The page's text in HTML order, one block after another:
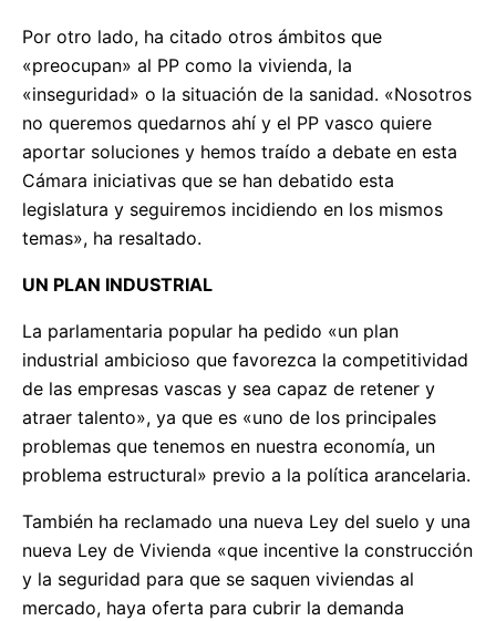
Por otro lado, ha citado otros ámbitos que
«preocupan» al PP como la vivienda, la
«inseguridad» o la situación de la sanidad. «Nosotros
no queremos quedarnos ahí y el PP vasco quiere
aportar soluciones y hemos traído a debate en esta
Cámara iniciativas que se han debatido esta
legislatura y seguiremos incidiendo en los mismos
temas», ha resaltado.
UN PLAN INDUSTRIAL
La parlamentaria popular ha pedido «un plan
industrial ambicioso que favorezca la competitividad
de las empresas vascas y sea capaz de retener y
atraer talento», ya que es «uno de los principales
problemas que tenemos en nuestra economía, un
problema estructural» previo a la política arancelaria.
También ha reclamado una nueva Ley del suelo y una
nueva Ley de Vivienda «que incentive la construcción
y la seguridad para que se saquen viviendas al
mercado, haya oferta para cubrir la demanda